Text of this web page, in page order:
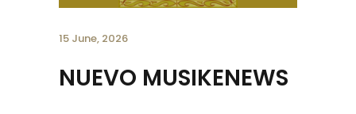
15 June, 2026
NUEVO MUSIKENEWS